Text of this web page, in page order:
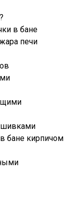
в бане
печи
бане кирпичом